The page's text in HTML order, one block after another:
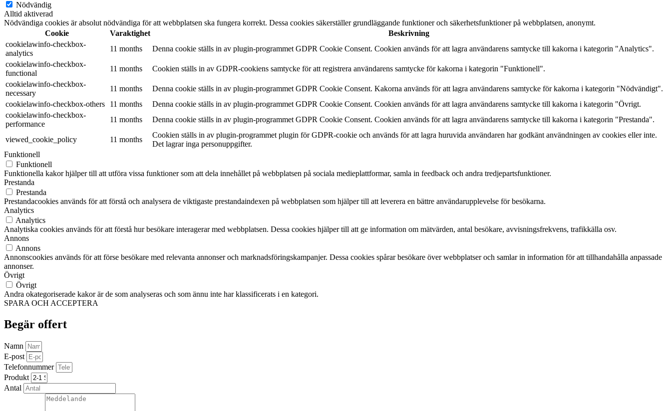
Nödvändig
Alltid aktiverad
Nödvändiga cookies är absolut nödvändiga för att webbplatsen ska fungera korrekt. Dessa cookies säkerställer grundläggande funktioner och säkerhetsfunktioner på webbplatsen, anonymt.
Cookie
Varaktighet
Beskrivning
cookielawinfo-checkbox-
analytics
11 months
Denna cookie ställs in av plugin-programmet GDPR Cookie Consent. Cookien används för att lagra användarens samtycke till kakorna i kategorin "Analytics".
cookielawinfo-checkbox-
functional
11 months
Cookien ställs in av GDPR-cookiens samtycke för att registrera användarens samtycke för kakorna i kategorin "Funktionell".
cookielawinfo-checkbox-
necessary
11 months
Denna cookie ställs in av plugin-programmet GDPR Cookie Consent. Kakorna används för att lagra användarens samtycke för kakorna i kategorin "Nödvändigt".
cookielawinfo-checkbox-others
11 months
Denna cookie ställs in av plugin-programmet GDPR Cookie Consent. Cookien används för att lagra användarens samtycke till kakorna i kategorin "Övrigt.
cookielawinfo-checkbox-
performance
11 months Denna cookie ställs in av plugin-programmet GDPR Cookie Consent. Cookien används för att lagra användarens samtycke till kakorna i kategorin "Prestanda".
viewed_cookie_policy 11 months
Cookien ställs in av plugin-programmet plugin för GDPR-cookie och används för att lagra huruvida användaren har godkänt användningen av cookies eller inte.
Det lagrar inga personuppgifter.
Funktionell
Funktionell
Funktionella kakor hjälper till att utföra vissa funktioner som att dela innehållet på webbplatsen på sociala medieplattformar, samla in feedback och andra tredjepartsfunktioner.
Prestanda
Prestanda
Prestandacookies används för att förstå och analysera de viktigaste prestandaindexen på webbplatsen som hjälper till att leverera en bättre användarupplevelse för besökarna.
Analytics
Analytics
Analytiska cookies används för att förstå hur besökare interagerar med webbplatsen. Dessa cookies hjälper till att ge information om mätvärden, antal besökare, avvisningsfrekvens, trafikkälla osv.
Annons
Annons
Annonscookies används för att förse besökare med relevanta annonser och marknadsföringskampanjer. Dessa cookies spårar besökare över webbplatser och samlar in information för att tillhandahålla anpassade
annonser.
Övrigt
Övrigt
Andra okategoriserade kakor är de som analyseras och som ännu inte har klassificerats i en kategori.
SPARA OCH ACCEPTERA
Begär offert
Namn
E-post
Telefonnummer
Produkt
Antal